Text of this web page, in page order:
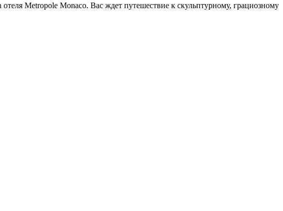
Metropole Monaco. Вас ждет путешествие к скульптурному, грациозному